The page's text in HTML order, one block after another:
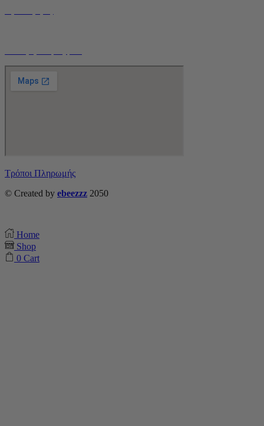
Τρόποι Πληρωμής
© Created by ebeezzz 2050
Home
Shop
0 Cart